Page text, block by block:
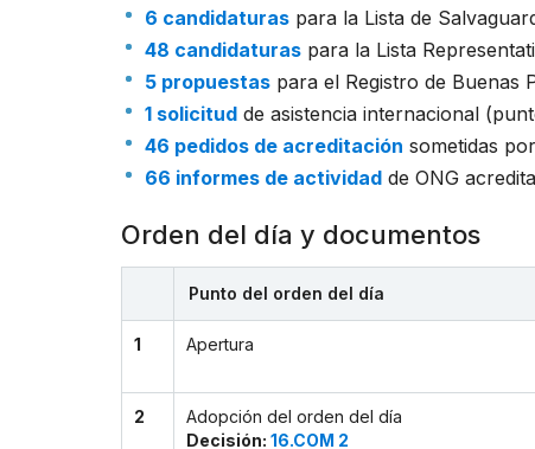
6 candidaturas para la Lista de
48 candidaturas para la Lista
5 propuestas para el Registro de Buenas
1 solicitud de asistencia internacional
46 pedidos de acreditación sometidas
66 informes de actividad de ONG
Orden del día y documentos
Punto del orden del día
1 Apertura
2
Adopción del orden del día
Decisión: 16.COM 2